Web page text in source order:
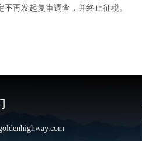
再发起复审调查，并终止征税。